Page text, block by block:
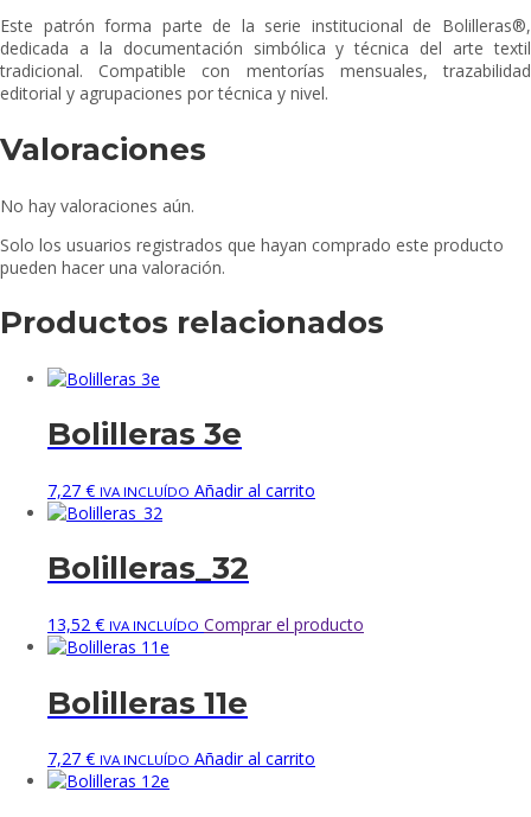
Este patrón forma parte de la serie institucional de Bolilleras®,
dedicada a la documentación simbólica y técnica del arte textil
tradicional. Compatible con mentorías mensuales, trazabilidad
editorial y agrupaciones por técnica y nivel.
Valoraciones
No hay valoraciones aún.
Solo los usuarios registrados que hayan comprado este producto
pueden hacer una valoración.
Productos relacionados
Bolilleras 3e
7,27 € IVA INCLUÍDO Añadir al carrito
Bolilleras_32
13,52 € IVA INCLUÍDO Comprar el producto
Bolilleras 11e
7,27 € IVA INCLUÍDO Añadir al carrito